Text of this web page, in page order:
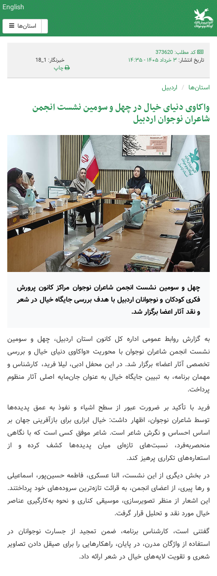
English
استان‌ها
کد مطلب: 373620
تاریخ انتشار: ۳ خرداد ۱۴۰۵ - ۱۴:۳۵
خبرنگار: 1_18
چاپ
استان‌ها اردبیل
واکاوی دنیای خیال در چهل و سومین نشست انجمن
شاعران نوجوان اردبیل
چهل و سومین نشست انجمن شاعران نوجوان مراکز کانون پرورش
فکری کودکان و نوجوانان اردبیل با هدف بررسی جایگاه خیال در شعر
و نقد آثار اعضا برگزار شد.
به گزارش روابط عمومی اداره کل کانون استان اردبیل، چهل و سومین
نشست انجمن شاعران نوجوان با محوریت «واکاوی دنیای خیال و بررسی
تخصصی آثار اعضا» برگزار شد. در این محفل ادبی، لیلا فرید، کارشناس و
مهمان برنامه، به تبیین جایگاه خیال به عنوان جان‌مایه اصلی آثار منظوم
پرداخت.
فرید با تأکید بر ضرورت عبور از سطح اشیاء و نفوذ به عمق پدیده‌ها
توسط شاعران نوجوان، اظهار داشت: خیال ابزاری برای بازآفرینی جهان بر
اساس احساس و نگرش شاعر است. شاعر موفق کسی است که با نگاهی
منحصربه‌فرد، نسبت‌های تازه‌ای میان پدیده‌ها کشف کرده و از
استعاره‌های تکراری پرهیز کند.
در بخش دیگری از این نشست، النا عسکری، فاطمه حسین‌پور، اسماعیلی
و رها پیری، از اعضای انجمن، به قرائت تازه‌ترین سروده‌های خود پرداختند.
این اشعار از منظر تصویرسازی، موسیقی کناری و نحوه به‌کارگیری عناصر
خیال مورد نقد و تحلیل قرار گرفت.
گفتنی است، کارشناس برنامه، ضمن تمجید از جسارت نوجوانان در
استفاده از واژگان مدرن، در پایان، راهکارهایی را برای صیقل دادن تصاویر
شعری و تقویت لایه‌های خیال در شعر ارائه داد.